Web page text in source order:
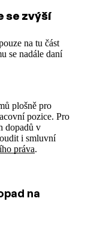
se zvýší
na tu část
se nadále daní
plošně pro
pozice. Pro
dopadů v
i smluvní
práva.
na